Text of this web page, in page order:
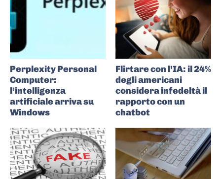
Perplexity Personal
Computer:
l’intelligenza
artificiale arriva su
Windows
Flirtare con l’IA: il 24%
degli americani
considera infedeltà il
rapporto con un
chatbot